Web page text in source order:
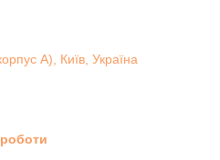
А), Київ, Україна